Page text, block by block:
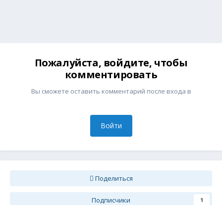
Пожалуйста, войдите, чтобы
комментировать
Вы сможете оставить комментарий после входа в
Войти
Поделиться
Подписчики 1